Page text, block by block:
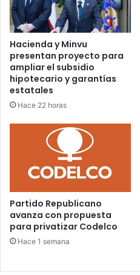
Hacienda y Minvu
presentan proyecto para
ampliar el subsidio
hipotecario y garantías
estatales
Hace 22 horas
Partido Republicano
avanza con propuesta
para privatizar Codelco
Hace 1 semana